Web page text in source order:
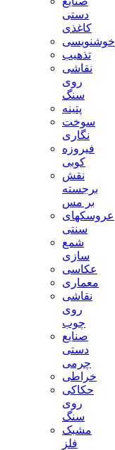
دستی
کاغذی
خوشنویسی
تذهیب
نقاشی
روی
سنگ
پتینه
سوخت
نگاری
فیروزه
کوبی
نقش
برجسته
بر مس
عروسکهای
سنتی
شمع
سازی
عکاسی
معماری
نقاشی
روی
چوب
صنایع
دستی
چرمی
خراطی
حکاکی
روی
سنگ
مشبک
فلز